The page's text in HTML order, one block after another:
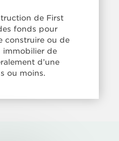
de First
fonds pour
construire ou de
immobilier de
d’une
ou moins.